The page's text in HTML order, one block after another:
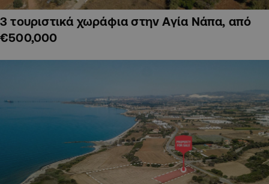
3 τουριστικά χωράφια στην Αγία Νάπα, από
€500,000